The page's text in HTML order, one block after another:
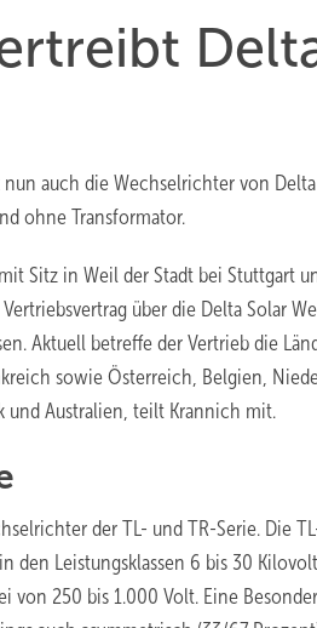
auch die Wechselrichter von Delta
ohne Transformator.
Sitz in Weil der Stadt bei Stuttgart
über die Delta Solar
Aktuell betreffe der Vertrieb die
sowie Österreich, Belgien,
und Australien, teilt Krannich mit.
der TL- und TR-Serie. Die
den Leistungsklassen 6 bis 30
von 250 bis 1.000 Volt. Eine